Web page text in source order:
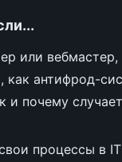
или
как антифрод-
и почему
процессы в